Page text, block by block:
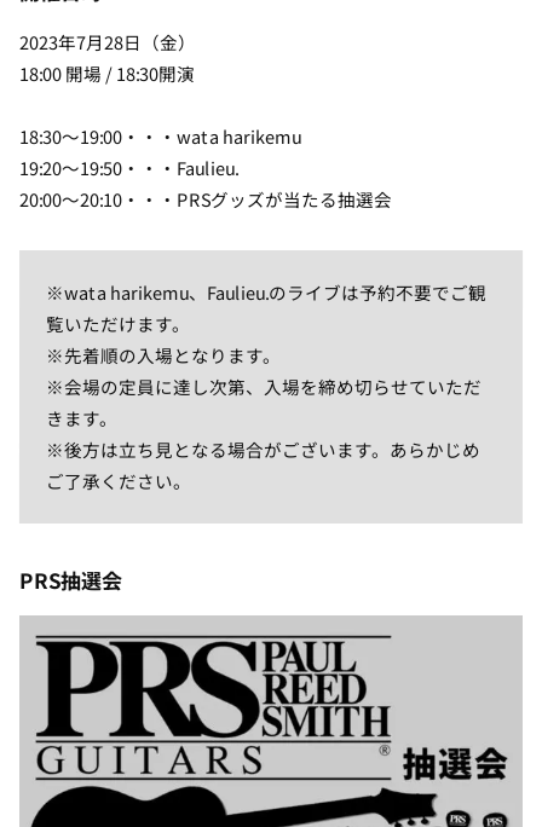
2023年7月28日（金）
18:00 開場 / 18:30開演
18:30～19:00・・・wata harikemu
19:20～19:50・・・Faulieu.
20:00～20:10・・・PRSグッズが当たる抽選会
※wata harikemu、Faulieu.のライブは予約不要でご観
覧いただけます。
※先着順の入場となります。
※会場の定員に達し次第、入場を締め切らせていただ
きます。
※後方は立ち見となる場合がございます。あらかじめ
ご了承ください。
PRS抽選会